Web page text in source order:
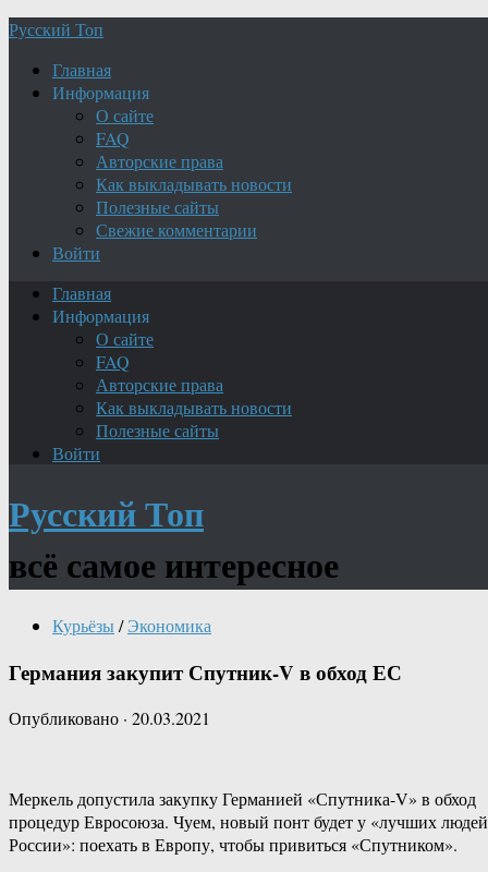
Русский Топ
Главная
Информация
О сайте
FAQ
Авторские права
Как выкладывать новости
Полезные сайты
Свежие комментарии
Войти
Главная
Информация
О сайте
FAQ
Авторские права
Как выкладывать новости
Полезные сайты
Войти
Русский Топ
всё самое интересное
Курьёзы/ Экономика
Германия закупит Спутник-V в обход ЕС
Опубликовано · 20.03.2021
Меркель допустила закупку Германией «Спутника-V» в обход
процедур Евросоюза. Чуем, новый понт будет у «лучших людей
России»: поехать в Европу, чтобы привиться «Спутником».